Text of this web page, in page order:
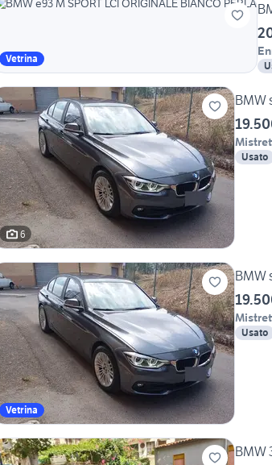
Vetrina
6
BMW
Usato
Vetrina
BMW
Usato
BMW